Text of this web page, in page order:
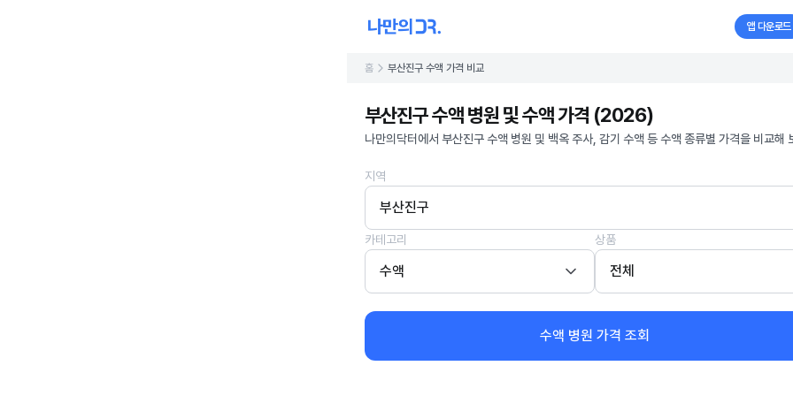
앱 다운로드
홈 부산진구 수액 가격 비교
부산진구 수액 병원 및 수액 가격 (2026)
나만의닥터에서 부산진구 수액 병원 및 백옥 주사, 감기 수액 등 수액 종류별 가격을 비교해
지역
부산진구
카테고리
수액
상품
전체
수액 병원 가격 조회